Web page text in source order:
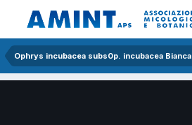
Ophrys incubacea subs0p. incubacea Bianca